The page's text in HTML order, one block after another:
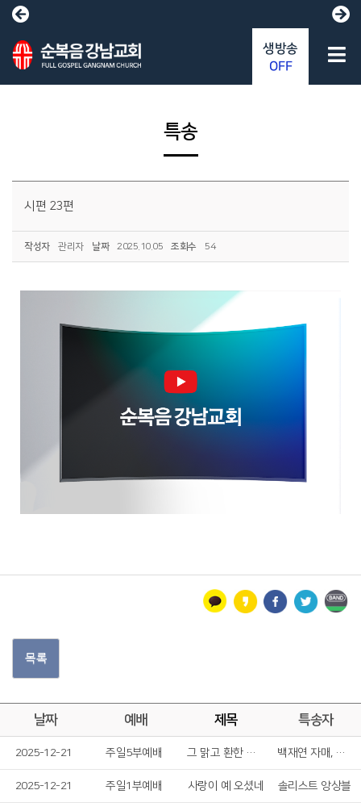
특송
시편 23편
작성자 관리자 날짜 2025.10.05 조회수 54
목록
날짜 예배 제목 특송자
2025-12-21 주일5부예배 그 맑고 환한 밤중에 백재연 자매, 하영민 형제
2025-12-21 주일1부예배 사랑이 예 오셨네 솔리스트 앙상블
생방송
OFF